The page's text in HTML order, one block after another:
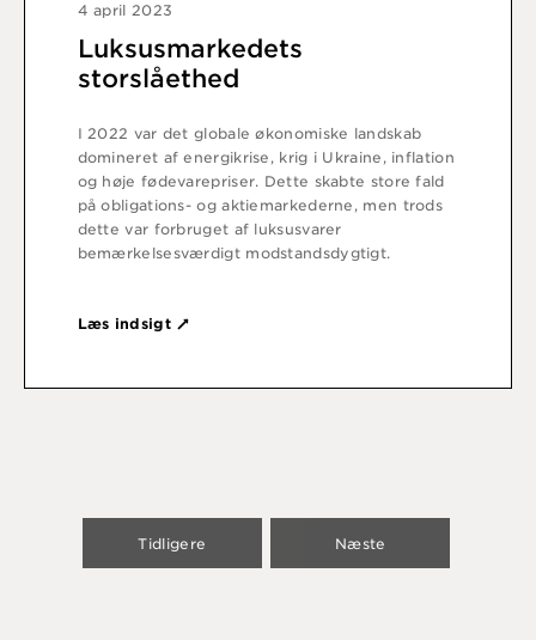
4 april 2023
Luksusmarkedets
storslåethed
I 2022 var det globale økonomiske landskab
domineret af energikrise, krig i Ukraine, inflation
og høje fødevarepriser. Dette skabte store fald
på obligations- og aktiemarkederne, men trods
dette var forbruget af luksusvarer
bemærkelsesværdigt modstandsdygtigt.
Læs indsigt
Tidligere Næste